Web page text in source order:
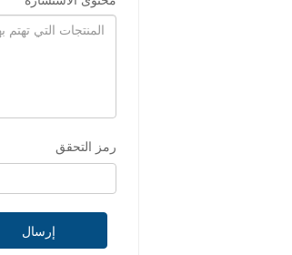
رمز التحقق
إرسال